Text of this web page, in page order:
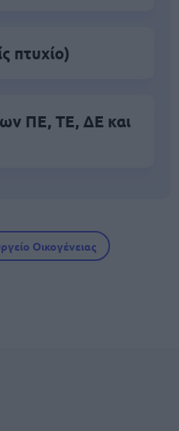
πτυχίο)
ΠΕ, ΤΕ, ΔΕ και
Οικογένειας